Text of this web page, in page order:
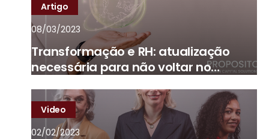
Artigo
08/03/2023
Transformação e RH: atualização
necessária para não voltar no
Video
02/02/2023